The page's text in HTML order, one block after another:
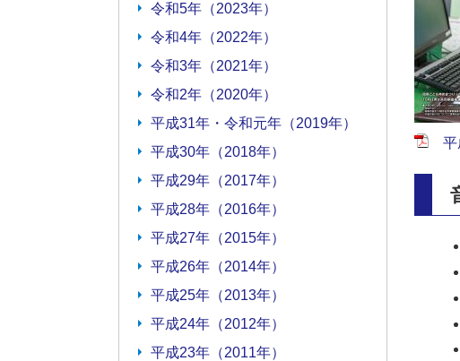
令和5年（2023年）
令和4年（2022年）
令和3年（2021年）
令和2年（2020年）
平成31年・令和元年（2019年）
平成30年（2018年）
平成29年（2017年）
平成28年（2016年）
平成27年（2015年）
平成26年（2014年）
平成25年（2013年）
平成24年（2012年）
平成23年（2011年）
平